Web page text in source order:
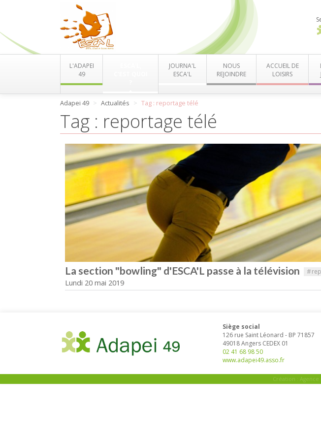
L'ADAPEI
49
JOURNA'L
ESCA'L
NOUS
REJOINDRE
ACCUEIL DE
LOISIRS
Adapei 49 Actualités Tag : reportage télé
Tag : reportage télé
La section "bowling" d'ESCA'L passe à la télévision #
Lundi 20 mai 2019
Siège social
126 rue Saint Léonard - BP 71857
49018Angers CEDEX 01
02 41 68 98 50
www.adapei49.asso.fr
Création :